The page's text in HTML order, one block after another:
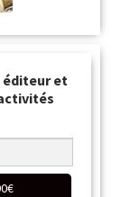
éditeur et
€